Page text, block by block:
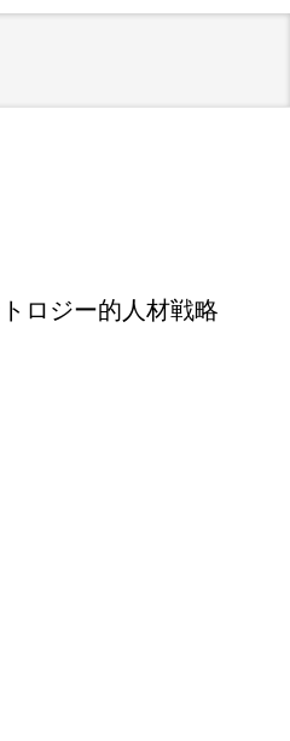
ロジー的人材戦略